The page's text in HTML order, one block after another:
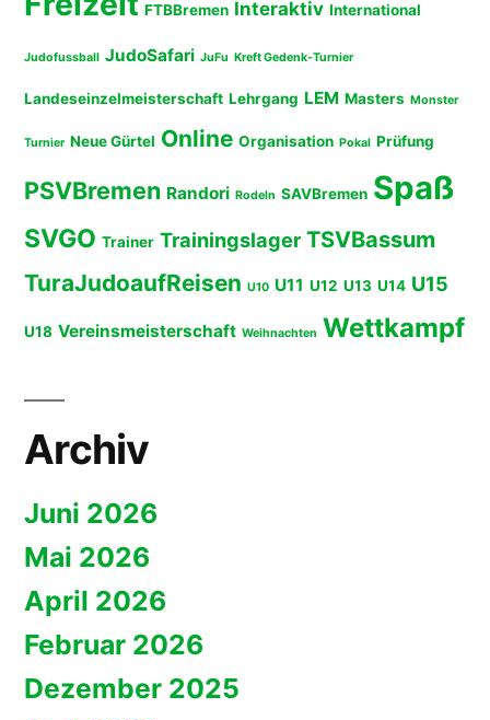
FTBBremen Interaktiv International
Judofussball JudoSafari JuFu Kreft Gedenk-Turnier
Landeseinzelmeisterschaft Lehrgang LEM Masters Monster
Turnier Neue Gürtel Online Organisation Pokal Prüfung
PSVBremen Randori Rodeln SAVBremen Spaß
SVGO Trainer Trainingslager TSVBassum
TuraJudoaufReisen U10 U11 U12 U13 U14 U15
U18 Vereinsmeisterschaft Weihnachten Wettkampf
Archiv
Juni 2026
Mai 2026
April 2026
Februar 2026
Dezember 2025